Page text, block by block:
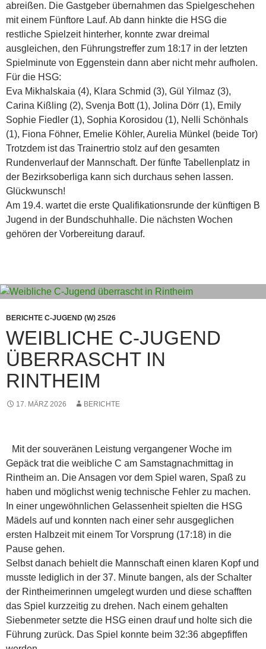
abreißen. Die Gastgeber übernahmen das Spielgeschehen
mit einem Fünftore Lauf. Ab dann hinkte die HSG die
restliche Spielzeit hinterher, konnte zwar dreimal
ausgleichen, den Führungstreffer zum 18:17 in der letzten
Spielminute von Eggenstein dann aber nicht mehr aufholen.
Für die HSG:
Eva Mikhalskaia (4), Klara Schmid (3), Gül Yilmaz (3),
Carina Kißling (2), Svenja Bott (1), Jolina Dörr (1), Emily
Sophie Fiedler (1), Sophia Korosidou (1), Nelli Schönhals
(1), Fiona Föhner, Emelie Köhler, Aurelia Münkel (beide Tor)
Trotzdem ist das Trainertrio stolz auf den gesamten
Rundenverlauf der Mannschaft. Der fünfte Tabellenplatz in
der Bezirksoberliga kann sich durchaus sehen lassen.
Glückwunsch!
Am 19.4. wartet die erste Qualifikationsrunde der künftigen B
Jugend in der Bundschuhhalle. Die nächsten Wochen
gehören der Vorbereitung darauf.
BERICHTE C-JUGEND (W) 25/26
WEIBLICHE C-JUGEND
ÜBERRASCHT IN
RINTHEIM
17. MÄRZ 2026 BERICHTE
Mit der souveränen Leistung vergangener Woche im
Gepäck trat die weibliche C am Samstagnachmittag in
Rintheim an. Die Ansagen vor dem Spiel waren, Spaß zu
haben und möglichst wenig technische Fehler zu machen.
In einer ungewöhnlichen Gelassenheit spielten die HSG
Mädels auf und konnten nach einer sehr ausgeglichen
ersten Halbzeit mit einem Tor Vorsprung (17:18) in die
Pause gehen.
Selbst danach behielt die Mannschaft einen klaren Kopf und
musste lediglich in der 37. Minute bangen, als der Schalter
der Rintheimerinnen umgelegt wurden und diese schafften
das Spiel kurzzeitig zu drehen. Nach einem gehalten
Siebenmeter setzte die HSG einen drauf und holte sich die
Führung zurück. Das Spiel konnte beim 32:36 abgepfiffen